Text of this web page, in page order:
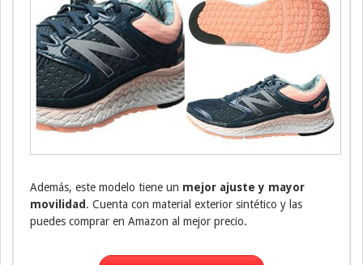
Además, este modelo tiene un mejor ajuste y mayor
movilidad . Cuenta con material exterior sintético y las
puedes comprar en Amazon al mejor precio.